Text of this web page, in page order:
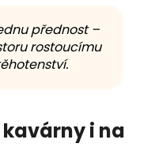
přednost –
rostoucímu
i na